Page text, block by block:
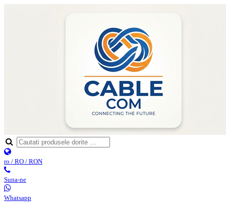
ro / RO / RON
Suna-ne
Whatsapp